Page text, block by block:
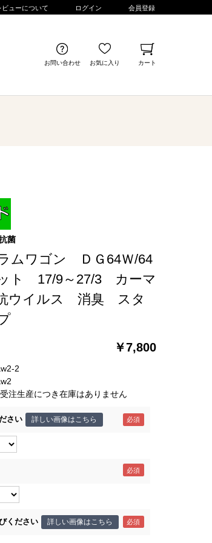
ビューについて ログイン 会員登録
お問い合わせ お気に入り カート
菌
ムワゴン ＤＧ64Ｗ/64
ト 17/9～27/3 カーマ
ウイルス 消臭 スタ
￥7,800
2
注生産につき在庫はありません
さい 詳しい画像はこちら
ください 詳しい画像はこちら